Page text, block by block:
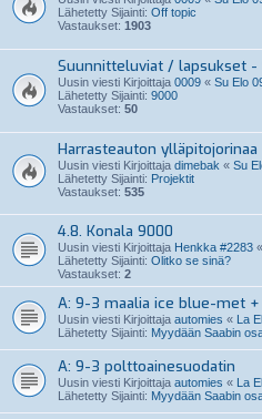
Lähetetty Sijainti: Off topic
Vastaukset: 1903
Suunnitteluviat / lapsukset -
Uusin viesti Kirjoittaja 0009 « Su Elo
Lähetetty Sijainti: 9000
Vastaukset: 50
Harrasteauton ylläpitojorinaa
Uusin viesti Kirjoittaja dimebak « Su
Lähetetty Sijainti: Projektit
Vastaukset: 535
4.8. Konala 9000
Uusin viesti Kirjoittaja Henkka #2283 «
Lähetetty Sijainti: Olitko se sinä?
Vastaukset: 2
A: 9-3 maalia ice blue-met +
Uusin viesti Kirjoittaja automies «
La
Lähetetty Sijainti: Myydään Saabin
A: 9-3 polttoainesuodatin
Uusin viesti Kirjoittaja automies «
La
Lähetetty Sijainti: Myydään Saabin